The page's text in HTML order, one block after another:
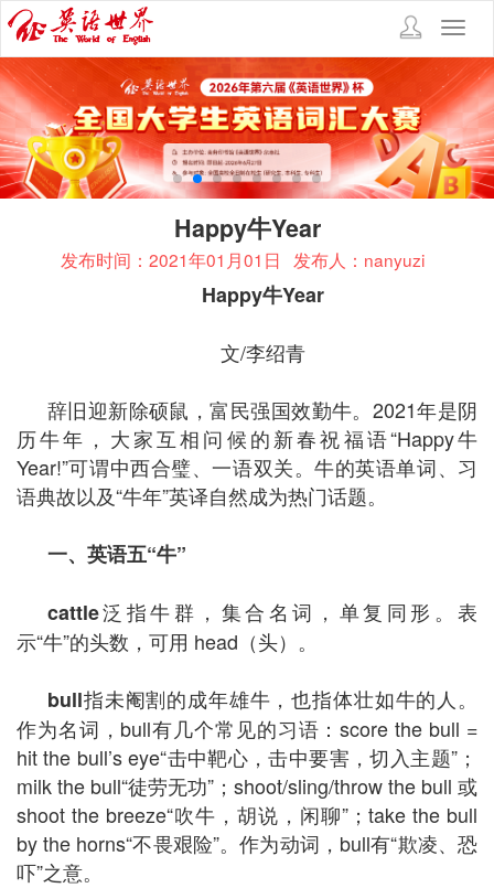
Happy牛Year
发布时间：2021年01月01日 发布人：nanyuzi
Happy牛Year
文/李绍青
辞旧迎新除硕鼠，富民强国效勤牛。2021年是阴
历牛年，大家互相问候的新春祝福语“Happy牛
Year!”可谓中西合璧、一语双关。牛的英语单词、习
语典故以及“牛年”英译自然成为热门话题。
一、英语五“牛”
cattle泛指牛群，集合名词，单复同形。表
示“牛”的头数，可用 head（头）。
bull指未阉割的成年雄牛，也指体壮如牛的人。
作为名词，bull有几个常见的习语：score the bull =
hit the bull’s eye“击中靶心，击中要害，切入主题”；
milk the bull“徒劳无功”；shoot/sling/throw the bull 或
shoot the breeze“吹牛，胡说，闲聊”；take the bull
by the horns“不畏艰险”。作为动词，bull有“欺凌、恐
吓”之意。